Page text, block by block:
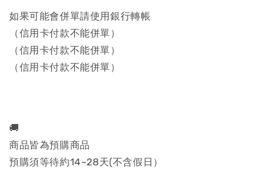
如果可能會併單請使用銀行轉帳
（信用卡付款不能併單）
（信用卡付款不能併單）
（信用卡付款不能併單）
🚚
商品皆為預購商品
預購須等待約14~28天(不含假日）